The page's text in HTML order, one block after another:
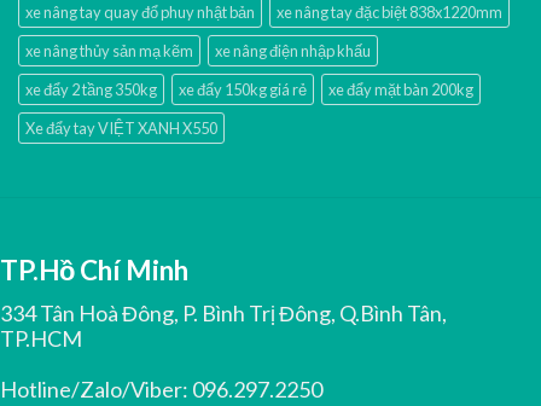
xe nâng tay quay đổ phuy nhật bản
xe nâng tay đặc biệt 838x1220mm
xe nâng thủy sản mạ kẽm
xe nâng điện nhập khấu
xe đẩy 2 tầng 350kg
xe đẩy 150kg giá rẻ
xe đẩy mặt bàn 200kg
Xe đẩy tay VIỆT XANH X550
TP.Hồ Chí Minh
334 Tân Hoà Đông, P. Bình Trị Đông, Q.Bình Tân,
TP.HCM
Hotline/Zalo/Viber: 096.297.2250